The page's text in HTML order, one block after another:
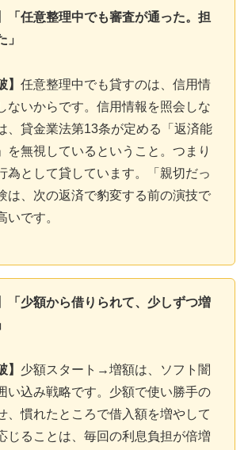
「任意整理中でも審査が通った。担
】 任意整理中でも貸すのは、信用情
ないからです。信用情報を照会しな
、貸金業法第13条が定める「返済能
を無視しているということ。つまり
為として貸しています。「親切だっ
は、次の返済で豹変する前の演技で
いです。
「少額から借りられて、少しずつ増
】 少額スタート→増額は、ソフト闇
い込み戦略です。少額で使い勝手の
、慣れたところで借入額を増やして
じることは、毎回の利息負担が倍増